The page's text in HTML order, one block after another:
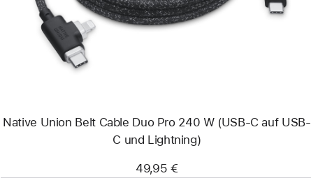
Union
Belt Cable
Duo Pro
Native Union Belt Cable Duo Pro 240 W (USB-C auf USB-
C und Lightning)
49,95 €